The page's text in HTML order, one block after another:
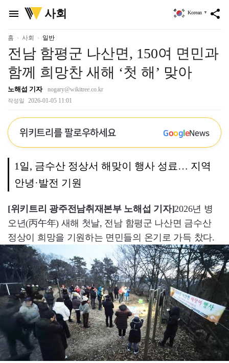
menu
위
키
리
사회 share
Korean ▼
홈 사회 일반
전남 함평군 나산면, 150여 면민과
함께 희망찬 새해 ‘첫 해’ 맞아
노해섭 기자 nogary@wikitree.co.kr
작성일 2026-01-05 11:01
위키트리를 팔로우하세요 GoogleNews
1일, 금수산 정상서 해맞이 행사 성료… 지역
안녕·발전 기원
[위키트리 광주전남취재본부 노해섭 기자]2026년 병
오년(丙午年) 새해 첫날, 전남 함평군 나산면 금수산
정상이 희망을 기원하는 면민들의 온기로 가득 찼다.